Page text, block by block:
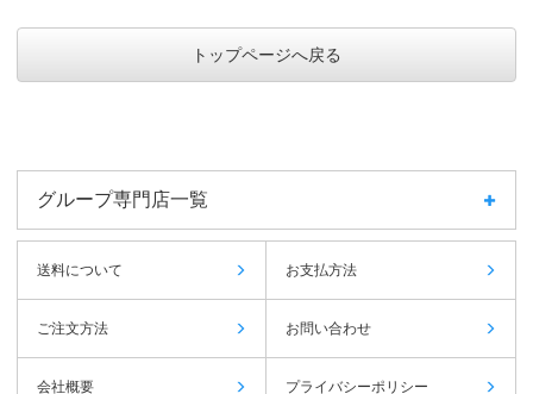
トップページへ戻る
グループ専門店一覧
送料について お支払方法
ご注文方法 お問い合わせ
会社概要 プライバシーポリシー